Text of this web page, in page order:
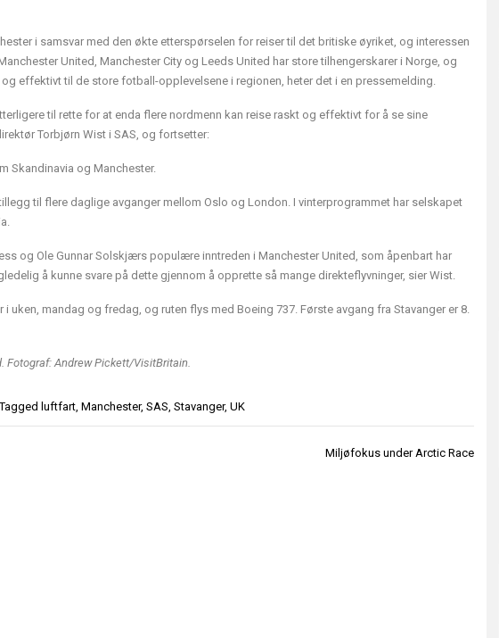
i samsvar med den økte etterspørselen for reiser til det britiske øyriket, og interessen
United, Manchester City og Leeds United har store tilhengerskarer i Norge, og
effektivt til de store fotball-opplevelsene i regionen, heter det i en pressemelding.
til rette for at enda flere nordmenn kan reise raskt og effektivt for å se sine
Torbjørn Wist i SAS, og fortsetter:
Skandinavia og Manchester.
til flere daglige avganger mellom Oslo og London. I vinterprogrammet har selskapet
og Ole Gunnar Solskjærs populære inntreden i Manchester United, som åpenbart har
å kunne svare på dette gjennom å opprette så mange direkteflyvninger, sier Wist.
uken, mandag og fredag, og ruten flys med Boeing 737. Første avgang fra Stavanger er 8.
Andrew Pickett/VisitBritain.
Tagged luftfart Manchester, SAS Stavanger, UK
Miljøfokus under Arctic Race